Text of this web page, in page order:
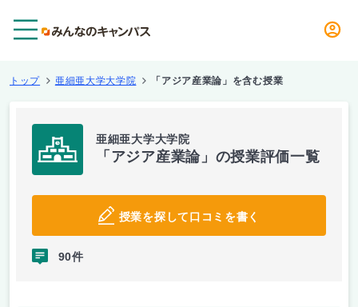
トップ 亜細亜大学大学院 「アジア産業論」を含む授業
亜細亜大学大学院
「アジア産業論」の授業評価一覧
授業を探して口コミを書く
90件